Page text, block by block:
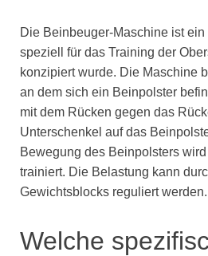
Die Beinbeuger-Maschine ist
speziell für das Training der
konzipiert wurde. Die Maschine
an dem sich ein Beinpolster
mit dem Rücken gegen das
Unterschenkel auf das
Bewegung des Beinpolsters
trainiert. Die Belastung kann
Gewichtsblocks reguliert werden.
Welche